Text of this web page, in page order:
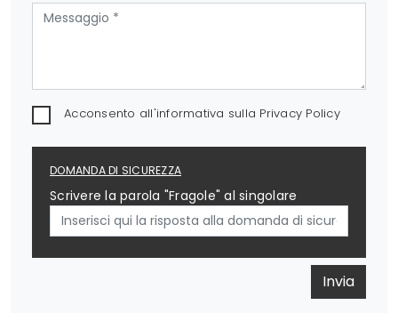
Acconsento all'informativa sulla Privacy Policy
DOMANDA DI SICUREZZA
Scrivere la parola "Fragole" al singolare
Invia